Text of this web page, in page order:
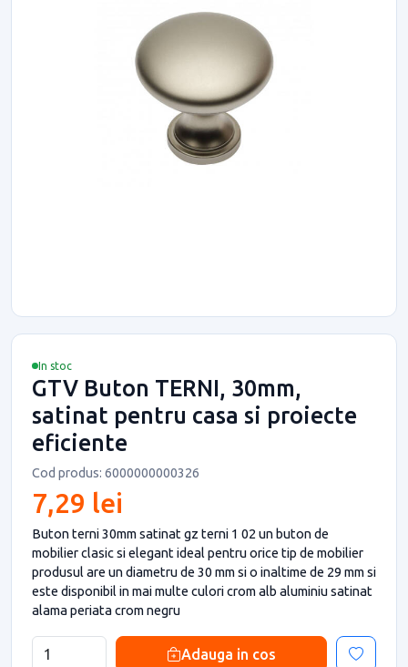
In stoc
GTV Buton TERNI, 30mm,
satinat pentru casa si proiecte
eficiente
Cod produs: 6000000000326
7,29 lei
Buton terni 30mm satinat gz terni 1 02 un buton de
mobilier clasic si elegant ideal pentru orice tip de mobilier
produsul are un diametru de 30 mm si o inaltime de 29 mm si
este disponibil in mai multe culori crom alb aluminiu satinat
alama periata crom negru
Adauga in cos